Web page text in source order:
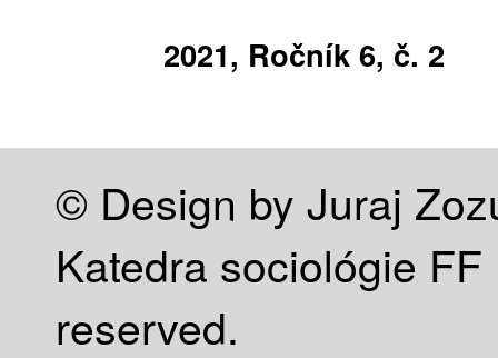
2021, Ročník 6, č. 2
© Design by Juraj
Katedra sociológie
reserved.